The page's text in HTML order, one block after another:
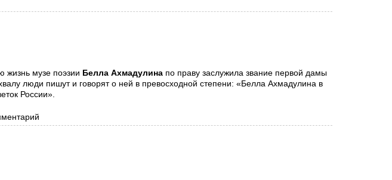
жизнь музе поэзии Белла Ахмадулина по праву заслужила звание первой дамы
люди пишут и говорят о ней в превосходной степени: «Белла Ахмадулина в
России».